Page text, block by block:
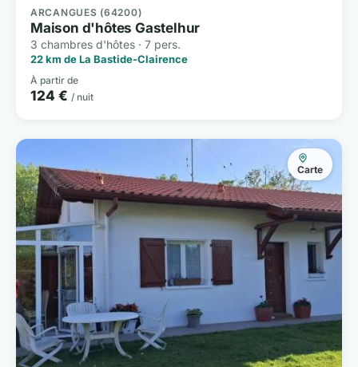
ARCANGUES (64200)
Maison d'hôtes Gastelhur
3 chambres d'hôtes · 7 pers.
22 km de La Bastide-Clairence
À partir de
124 € / nuit
Carte